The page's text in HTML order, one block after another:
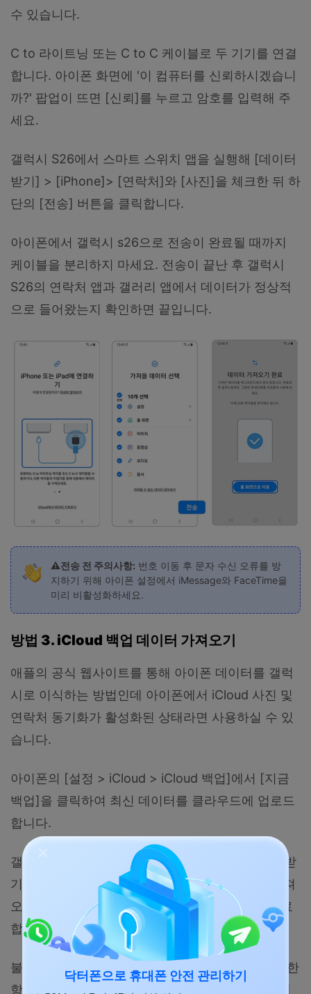
수 있습니다.
C to 라이트닝 또는 C to C 케이블로 두 기기를 연결
합니다. 아이폰 화면에 '이 컴퓨터를 신뢰하시겠습니
까?' 팝업이 뜨면 [신뢰]를 누르고 암호를 입력해 주
세요.
갤럭시 S26에서 스마트 스위치 앱을 실행해 [데이터
받기] > [iPhone]> [연락처]와 [사진]을 체크한 뒤 하
단의 [전송] 버튼을 클릭합니다.
아이폰에서 갤럭시 s26으로 전송이 완료될 때까지
케이블을 분리하지 마세요. 전송이 끝난 후 갤럭시
S26의 연락처 앱과 갤러리 앱에서 데이터가 정상적
으로 들어왔는지 확인하면 끝입니다.
⚠️전송 전 주의사항: 번호 이동 후 문자 수신 오류를 방
지하기 위해 아이폰 설정에서 iMessage와 FaceTime을
미리 비활성화하세요.
방법 3. iCloud 백업 데이터 가져오기
애플의 공식 웹사이트를 통해 아이폰 데이터를 갤럭
시로 이식하는 방법인데 아이폰에서 iCloud 사진 및
연락처 동기화가 활성화된 상태라면 사용하실 수 있
습니다.
아이폰의 [설정 > iCloud > iCloud 백업]에서 [지금
백업]을 클릭하여 최신 데이터를 클라우드에 업로드
합니다.
갤럭시 S26에서 스마트 스위치를 실행해 [데이터 받
기 > iPhone]을 선택한 후, 하단의 [iCloud에서 가져
오기]를 눌러 Apple ID 로그인과 2단계 인증을 완료
합니다.
불러올 백업 파일을 확인하고연락처, 사진
등 필요한
항목을 체크한 뒤 [가져오기]를 누르면 무선으로 데
닥터폰으로 휴대폰 안전 관리하기